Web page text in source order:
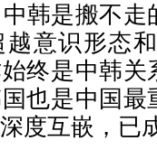
韩是搬不
意识形态
终是中韩
也是中国
度互嵌，已